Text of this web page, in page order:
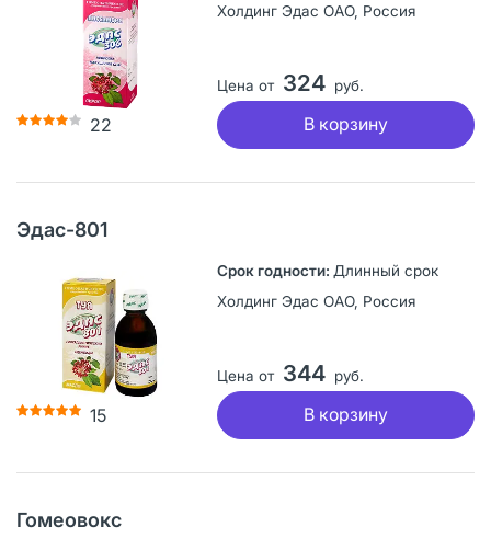
22
Холдинг Эдас ОАО, Россия
Цена от 324 руб.
В корзину
Эдас-801
15
Длинный срок
Холдинг Эдас ОАО, Россия
Цена от 344 руб.
В корзину
Гомеовокс